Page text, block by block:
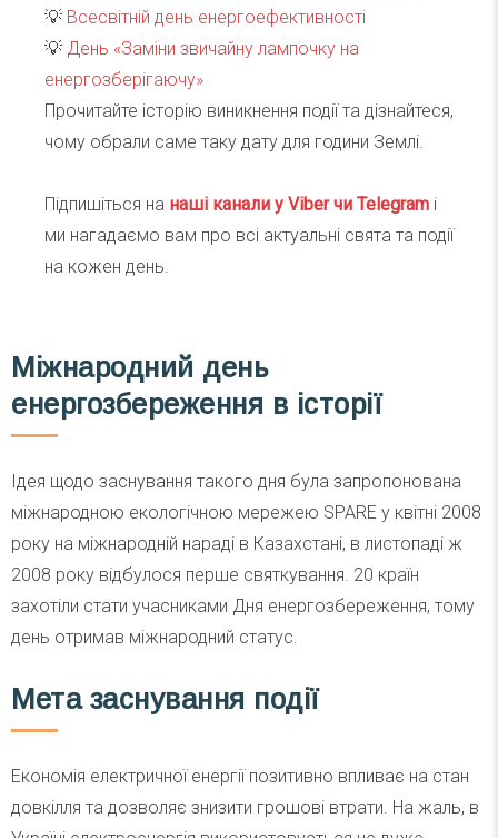
💡 Всесвітній день енергоефективності
💡 День «Заміни звичайну лампочку на
енергозберігаючу»
Прочитайте історію виникнення події та дізнайтеся,
чому обрали саме таку дату для години Землі.
Підпишіться на наші канали у Viber чи Telegram і
ми нагадаємо вам про всі актуальні свята та події
на кожен день.
Міжнародний день
енергозбереження в історії
Ідея щодо заснування такого дня була запропонована
міжнародною екологічною мережею SPARE у квітні 2008
року на міжнародній нараді в Казахстані, в листопаді ж
2008 року відбулося перше святкування. 20 країн
захотіли стати учасниками Дня енергозбереження, тому
день отримав міжнародний статус.
Мета заснування події
Економія електричної енергії позитивно впливає на стан
довкілля та дозволяє знизити грошові втрати. На жаль, в